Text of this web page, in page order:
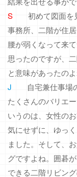
S
初めて図面を
事務所、二階が住
腰が弱くなって来
思ったのですが、
と意味があったのよ
J
自宅兼仕事場
たくさんのバリエ
いうのは、女性の
気にせずに、ゆっ
ました。そして、
グですよね。囲碁
できる二階リビン